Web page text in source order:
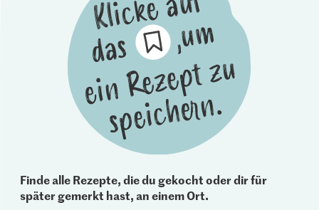
Finde alle Rezepte, die du gekocht oder dir für
später gemerkt hast, an einem Ort.